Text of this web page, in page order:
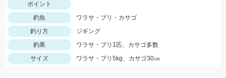
ポイント
釣魚
ワラサ・ブリ・カサゴ
釣り方
ジギング
釣果
ワラサ・ブリ1匹、カサゴ多数
サイズ
ワラサ・ブリ5kg、カサゴ30㎝